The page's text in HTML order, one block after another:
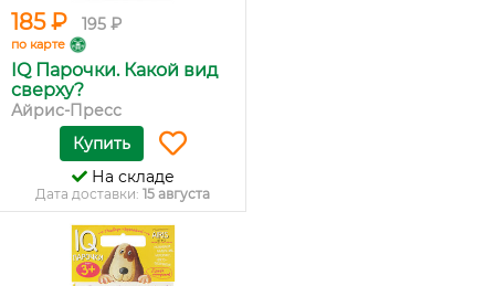
185 ₽ 195 ₽
по карте
IQ Парочки. Какой вид
сверху?
Айрис-Пресс
Купить
На складе
Дата доставки: 15 августа